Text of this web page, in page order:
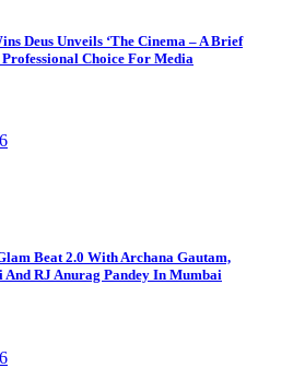
Deus Unveils ‘The Cinema – A Brief
Choice For Media
Beat 2.0 With Archana Gautam,
RJ Anurag Pandey In Mumbai